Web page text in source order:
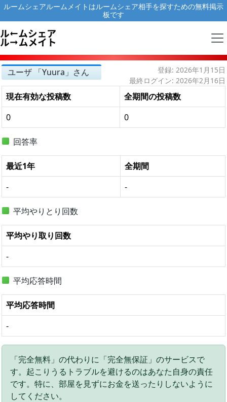
ルームシェアルームメイトはルームシェア相手を探すための無料掲示
板です
ユーザ 「Yuura」さん
登録: 2026年1月15日
最終ログイン: 2026年2月16日
現在有効な投稿数
全期間の投稿数
0
0
回答率
最近1年
全期間
-
-
平均やりとり回数
平均やり取り回数
-
平均応答時間
平均応答時間
-
「完全無料」の代わりに「完全無保証」のサービスで
す。起こりうるトラブルを避けるのはあなた自身の責任
です。特に、部屋を見ずにお金を送ったりしないように
してください。